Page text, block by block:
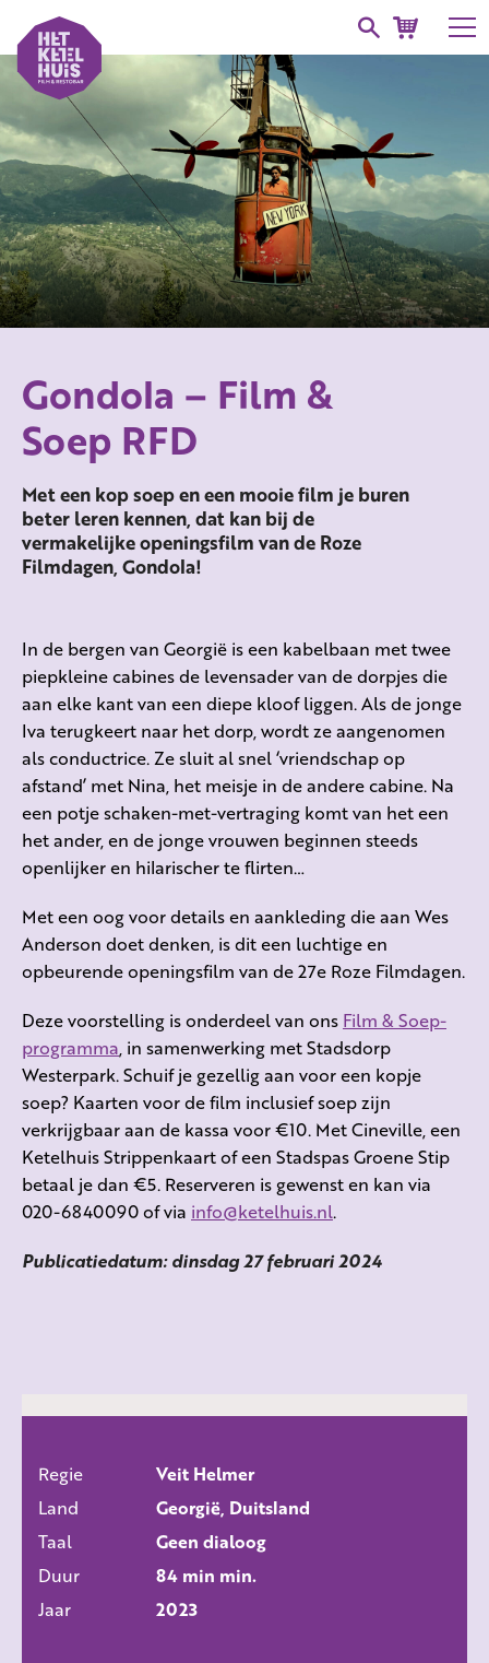
Gondola – Film &
Soep RFD
Met een kop soep en een mooie film je buren
beter leren kennen, dat kan bij de
vermakelijke openingsfilm van de Roze
Filmdagen, Gondola!
In de bergen van Georgië is een kabelbaan met twee
piepkleine cabines de levensader van de dorpjes die
aan elke kant van een diepe kloof liggen. Als de jonge
Iva terugkeert naar het dorp, wordt ze aangenomen
als conductrice. Ze sluit al snel ‘vriendschap op
afstand’ met Nina, het meisje in de andere cabine. Na
een potje schaken-met-vertraging komt van het een
het ander, en de jonge vrouwen beginnen steeds
openlijker en hilarischer te flirten…
Met een oog voor details en aankleding die aan Wes
Anderson doet denken, is dit een luchtige en
opbeurende openingsfilm van de 27e Roze Filmdagen.
Deze voorstelling is onderdeel van ons Film & Soep-
programma, in samenwerking met Stadsdorp
Westerpark. Schuif je gezellig aan voor een kopje
soep? Kaarten voor de film inclusief soep zijn
verkrijgbaar aan de kassa voor €10. Met Cineville, een
Ketelhuis Strippenkaart of een Stadspas Groene Stip
betaal je dan €5. Reserveren is gewenst en kan via
020-6840090 of via info@ketelhuis.nl.
Publicatiedatum: dinsdag 27 februari 2024
Regie
Veit Helmer
Land
Georgië, Duitsland
Taal
Geen dialoog
Duur
84 min min.
Jaar
2023